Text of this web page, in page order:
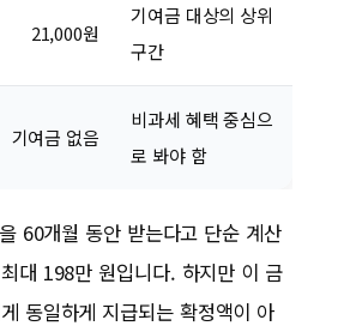
21,000원
기여금 대상의 상위
구간
기여금 없음
비과세 혜택 중심으
로 봐야 함
60개월 동안 받는다고 단순 계산
대 198만 원입니다. 하지만 이 금
동일하게 지급되는 확정액이 아